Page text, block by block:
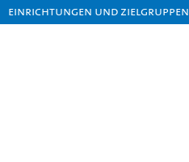
Einrichtungen und Zielgruppen